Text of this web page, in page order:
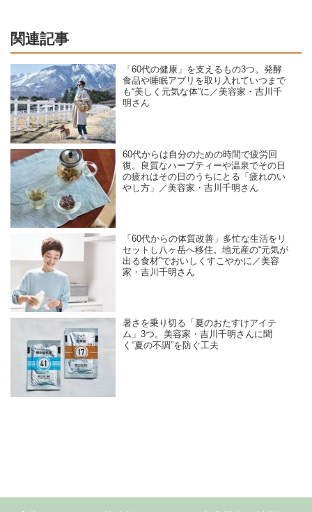
関連記事
「60代の健康」を支えるもの3つ。発酵
食品や睡眠アプリを取り入れていつまで
も“美しく元気な体”に／美容家・吉川千
明さん
60代からは自分のための時間で疲労回
復。良質なハーブティーや温泉でその日
の疲れはその日のうちにとる「疲れのい
やし方」／美容家・吉川千明さん
「60代からの体質改善」多忙な生活をリ
セットし八ヶ岳へ移住。地元産の“元気が
出る食材”でおいしくすこやかに／美容
家・吉川千明さん
暑さを乗り切る「夏のおたすけアイテ
ム」3つ。美容家・吉川千明さんに聞
く“夏の不調”を防ぐ工夫